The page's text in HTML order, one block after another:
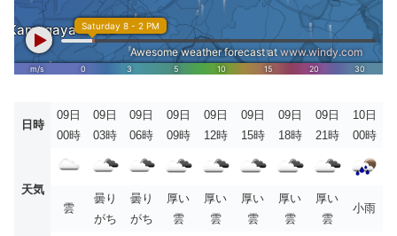
日時
09日
00時
09日
03時
09日
06時
09日
09時
09日
12時
09日
15時
09日
18時
09日
21時
10日
00時
天気
雲
曇り
がち
曇り
がち
厚い
雲
厚い
雲
厚い
雲
厚い
雲
厚い
雲
小雨